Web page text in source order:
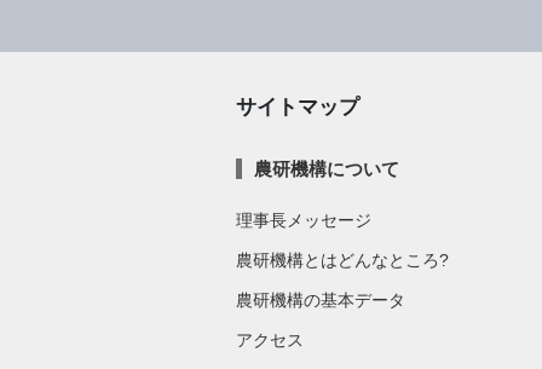
サイトマップ
農研機構について
理事長メッセージ
農研機構とはどんなところ?
農研機構の基本データ
アクセス